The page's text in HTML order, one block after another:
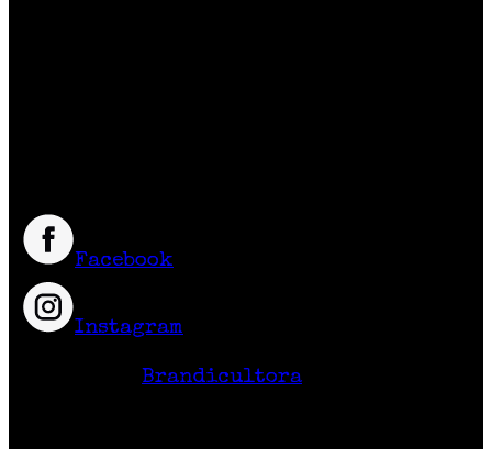
Facebook
Instagram
Brandicultora